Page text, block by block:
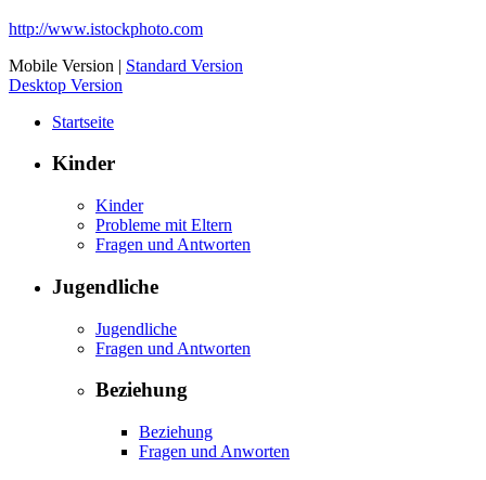
http://www.istockphoto.com
Mobile Version | Standard Version
Desktop Version
Startseite
Kinder
Kinder
Probleme mit Eltern
Fragen und Antworten
Jugendliche
Jugendliche
Fragen und Antworten
Beziehung
Beziehung
Fragen und Anworten